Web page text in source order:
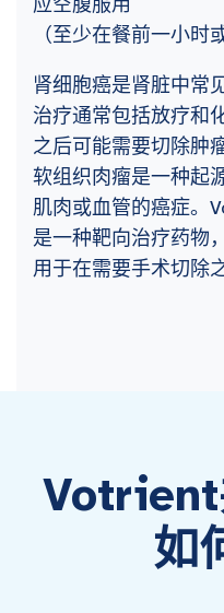
（至少在餐前一小时
肾细胞癌是肾脏中常
治疗通常包括放疗和
之后可能需要切除肿瘤
软组织肉瘤是一种起
肌肉或血管的癌症。
是一种靶向治疗药物，
用于在需要手术切除
Votrient
如